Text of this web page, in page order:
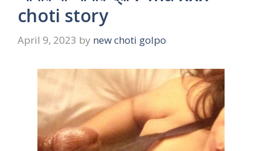
choti story
April 9, 2023 by new choti golpo